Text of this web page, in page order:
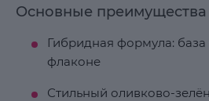
Основные преимущества
Гибридная формула:
флаконе
Стильный оливково-